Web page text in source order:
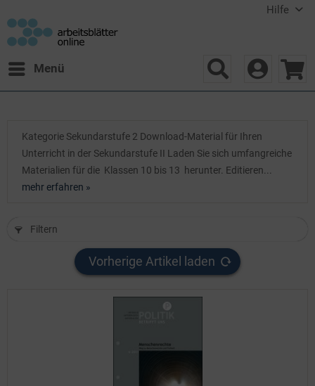
Hilfe
Menü
Kategorie Sekundarstufe 2 Download-Material für Ihren
Unterricht in der Sekundarstufe II Laden Sie sich umfangreiche
Materialien für die Klassen 10 bis 13 herunter. Editieren...
mehr erfahren »
Filtern
Vorherige Artikel laden